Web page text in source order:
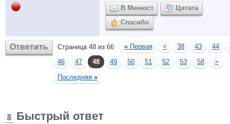
В Минюст
Цитата
Спасибо
Ответить Страница 48 из 66 « Первая < 38 43 44
46
47 48 49 50 51 52 53 58
>
Последняя »
Быстрый ответ